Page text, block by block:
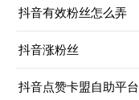
抖音有效粉丝怎么弄
抖音涨粉丝
抖音点赞卡盟自助平台